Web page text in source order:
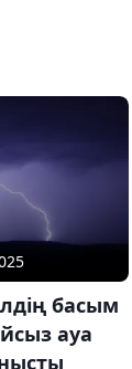
басым
ауа